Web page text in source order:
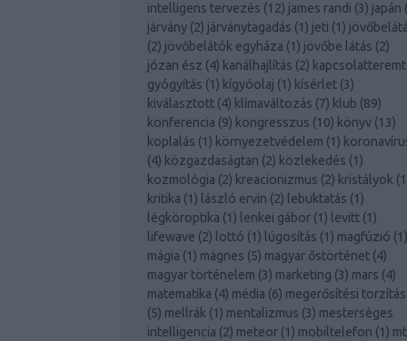
intelligens tervezés (12) james randi (3) japán (
járvány (2) járványtagadás (1) jeti (1)
(2) jövőbelátók egyháza (1) jövőbe látás (2)
józan ész (4) kanálhajlítás (2)
gyógyítás (1) kígyóolaj (1) kísérlet (3)
kiválasztott (4) klímaváltozás (7) klub (89)
konferencia (9) kongresszus (10) könyv (13)
koplalás (1) környezetvédelem (1)
(4) közgazdaságtan (2) közlekedés (1)
kozmológia (2) kreacionizmus (2) kristályok (1
kritika (1) lászló ervin (2) lebuktatás (1)
légköroptika (1) lenkei gábor (1) levitt (1)
lifewave (2) lottó (1) lúgosítás (1) magfúzió (1)
mágia (1) mágnes (5) magyar őstörténet (4)
magyar történelem (3) marketing (3) mars (4)
matematika (4) média (6) megerősítési torzítás
(5) mellrák (1) mentalizmus (3) mesterséges
intelligencia (2) meteor (1) mobiltelefon (1)